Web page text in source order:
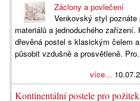
Záclony a povlečení
Venkovský styl
materiálů a jednoduchého
dřevěná postel s klasickým čelem
působit vzdušně a prosvětleně.
více...
Kontinentální postele pro